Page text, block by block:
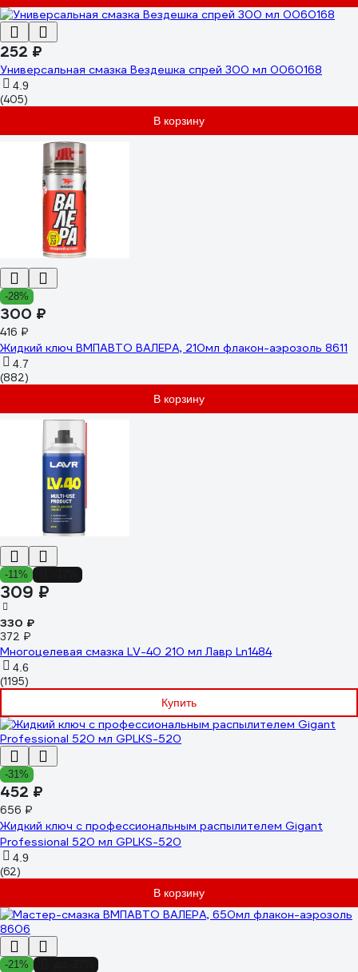
252 ₽
Универсальная смазка Вездешка спрей 300 мл 0060168
4.9
(405)
В корзину
-28%
300 ₽
416 ₽
Жидкий ключ ВМПАВТО ВАЛЕРА, 210мл флакон-аэрозоль 8611
4.7
(882)
В корзину
-11%
309 ₽
330 ₽
372 ₽
Многоцелевая смазка LV-40 210 мл Лавр Ln1484
4.6
(1195)
Купить
-31%
452 ₽
656 ₽
Жидкий ключ с профессиональным распылителем Gigant
Professional 520 мл GPLKS-520
4.9
(62)
В корзину
-21%